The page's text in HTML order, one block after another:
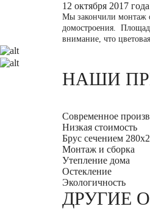
12 октября 2017 года
Мы закончили монтаж
домостроения.
внимание, что
НАШИ
Современное
Низкая стоимость
Брус сечением
Монтаж и сборка
Утепление дома
Остекление
Экологичность
ДРУГИЕ